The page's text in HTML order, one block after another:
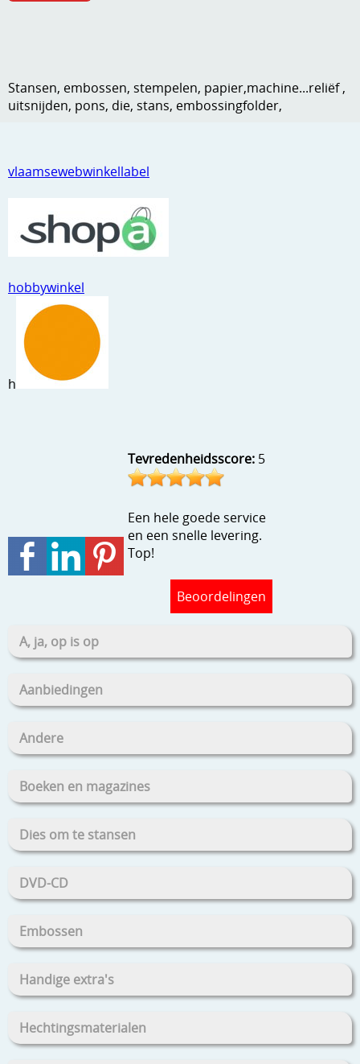
Leuke versieringen
Merken
Papier en karton
Ponsen
Ribbelaar
Speciaal papier
Stans machine en embossing machines
Stempels en zo
vlaamsewebwinkellabel
hobbywinkel
h
Tevredenheidsscore: 5
Een hele goede service
en een snelle levering.
Top!
Beoordelingen
A, ja, op is op
Aanbiedingen
Andere
Boeken en magazines
Dies om te stansen
DVD-CD
Embossen
Handige extra's
Hechtingsmaterialen
Stansen, embossen, stempelen, papier,machine...reliëf ,
uitsnijden, pons, die, stans, embossingfolder,